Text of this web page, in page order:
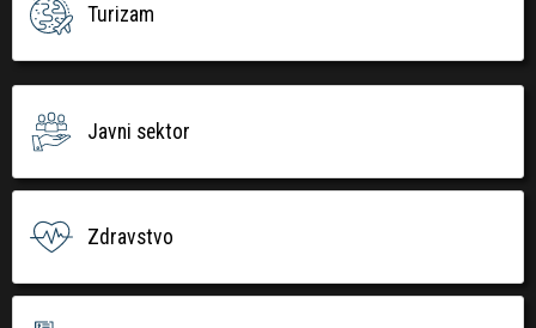
Turizam
Javni sektor
Zdravstvo